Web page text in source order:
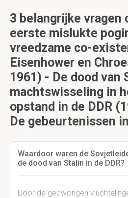
3 belangrijke vragen
eerste mislukte
vreedzame co-
Eisenhower en
1961) - De dood van
machtswisseling in
opstand in de DDR
De gebeurtenissen
Waardoor waren de
de dood van Stalin in de DDR?
Door de gedwongen